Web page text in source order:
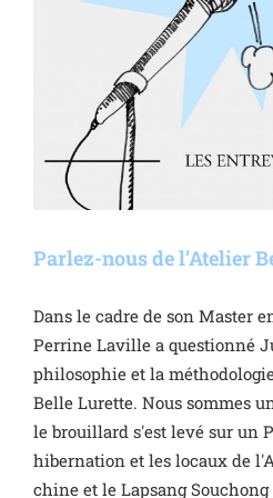
Parlez-nous de l’Atelier
Dans le cadre de son Master
Perrine Laville a questionné
philosophie et la
Belle Lurette. Nous sommes
le brouillard s'est levé sur un
hibernation et les locaux de
chine et le Lapsang